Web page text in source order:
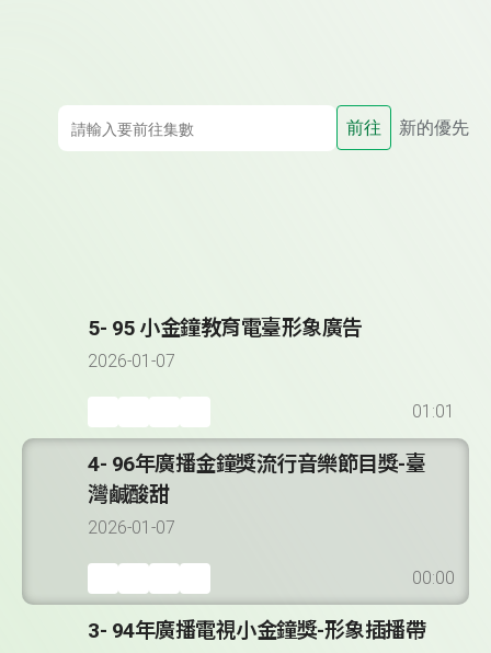
前往 新的優先
5- 95 小金鐘教育電臺形象廣告
2026-01-07
01:01
4- 96年廣播金鐘獎流行音樂節目獎-臺
灣鹹酸甜
2026-01-07
00:00
3- 94年廣播電視小金鐘獎-形象插播帶